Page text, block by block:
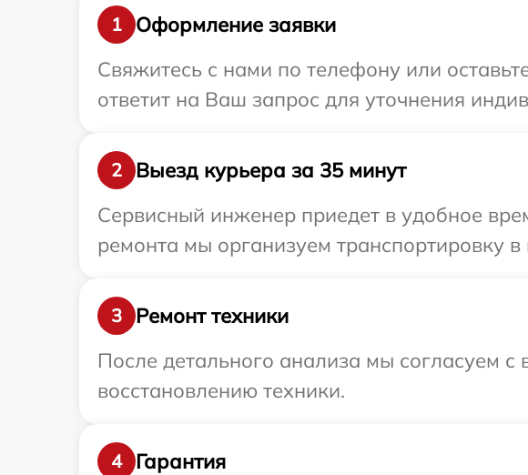
1
Оформление заявки
Свяжитесь с нами по телефону или
ответит на Ваш запрос для уточнения
2
Выезд курьера за 35 минут
Сервисный инженер приедет в удобное
ремонта мы организуем транспортировку
3
Ремонт техники
После детального анализа мы согласуем
восстановлению техники.
4
Гарантия